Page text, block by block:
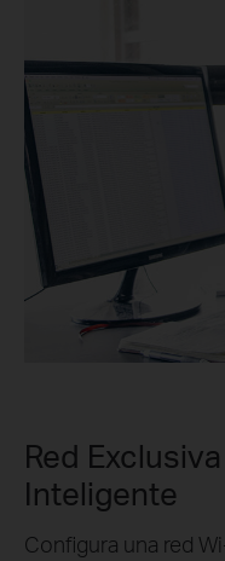
Red
Inteligente
Configura una red